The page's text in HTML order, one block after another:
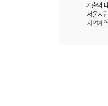
기출의
서울시
자연계